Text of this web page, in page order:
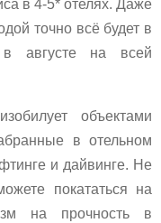
в 4-5* отелях. Даже
точно всё будет в
в августе на всей
объектами
в отельном
и дайвинге. Не
покататься на
на прочность в